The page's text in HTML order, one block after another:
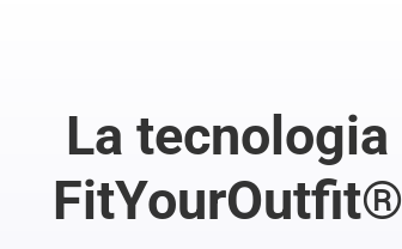
La tecnologia
FitYourOutfit®